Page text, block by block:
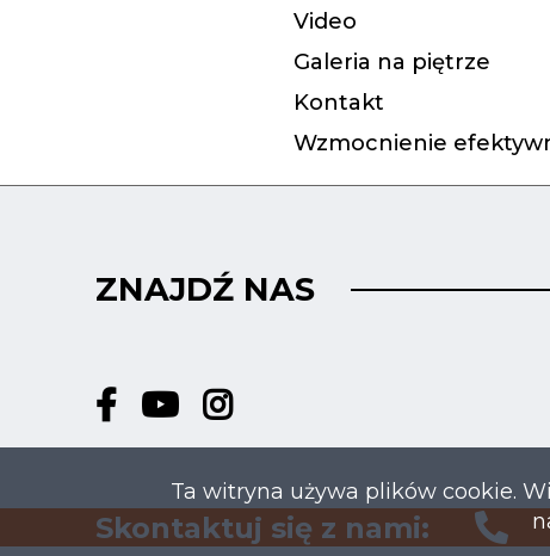
Video
Galeria na piętrze
Kontakt
Wzmocnienie
ZNAJDŹ NAS
Skontaktuj się z nami:
Ta witryna używa plików cookie.